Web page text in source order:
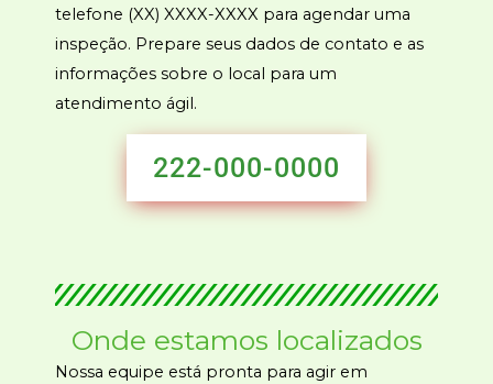
telefone (XX) XXXX-XXXX para agendar uma
inspeção. Prepare seus dados de contato e as
informações sobre o local para um
atendimento ágil.
222-000-0000
Onde estamos localizados
Nossa equipe está pronta para agir em